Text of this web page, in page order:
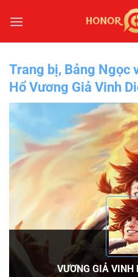
qua
Trang bị, Bảng Ngọc
Hổ Vương Giả Vinh
VƯƠNG GIẢ VINH